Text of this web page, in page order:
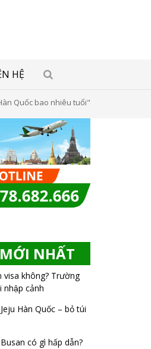
HỆ
Quốc bao nhiêu tuổi"
NHẤT
visa không? Trường
nhập cảnh
Hàn Quốc – bỏ túi
có gì hấp dẫn?